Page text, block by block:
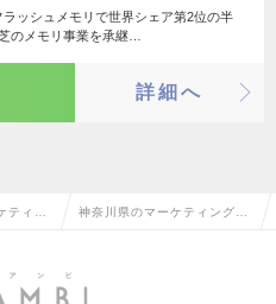
ラッシュメモリで世界シェア第2位の半
のメモリ事業を承継…
詳細へ
ティン 神奈川県のマーケティングリ
報一覧